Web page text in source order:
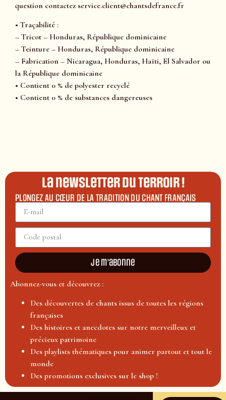
question contactez service.client@chantsdefrance.fr
• Traçabilité :
– Tricot – Honduras, République dominicaine
– Teinture – Honduras, République dominicaine
– Fabrication – Nicaragua, Honduras, Haïti, El Salvador ou
la République dominicaine
• Contient 0 % de polyester recyclé
• Contient 0 % de substances dangereuses
La newsletter du terroir !
PLONGEZ AU CŒUR DE LA TRADITION DU CHANT FRANÇAIS
Je m'abonne
Abonnez-vous et découvrez :
Des découvertes de chants issus de toutes les régions
françaises
Des histoires et anecdotes sur notre merveilleux et
précieux patrimoine
Des playlists thématiques pour animer partout et tout le
monde
Des promotions exclusives sur le shop !